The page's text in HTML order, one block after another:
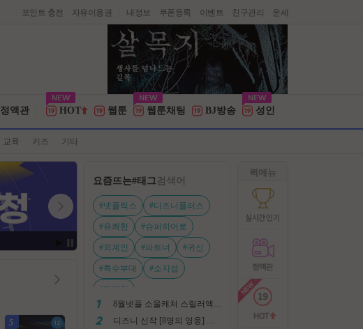
포인트 충전 자유이용권 내정보 쿠폰등록 이벤트 친구관리 운세
퀵메뉴
정액관 HOT 웹툰 웹툰채팅 BJ방송 성인
교육 키즈 기타
5
요즘뜨는#태그검색어
#넷플릭스 #디즈니플러스
#유쾌한 #슈퍼히어로
#외계인 #파트너 #귀신
#특수부대 #소지섭
#전지현